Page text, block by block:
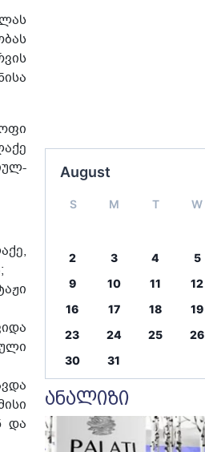
და
August
S M T W
2
3 4 5
9
10 11 12
16
17 18 19
23
24 25 26
30
31
ანალიზი